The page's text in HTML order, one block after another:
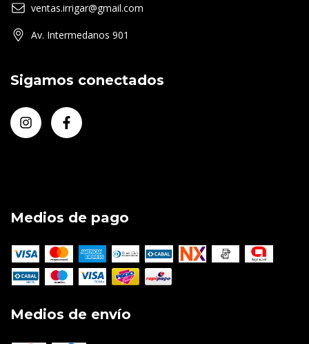
ventas.irrigar@gmail.com
Av. Intermedanos 901
Sigamos conectados
Medios de pago
Medios de envío